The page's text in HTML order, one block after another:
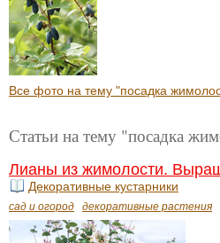
Все фото на тему "посадка
Статьи на тему "посадка
Лианы из жимолости.
Декоративные кустарники
сад и огород декоративные растения